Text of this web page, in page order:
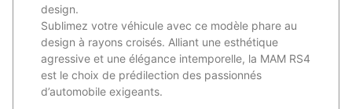
design.
Sublimez votre véhicule avec ce modèle phare au
design à rayons croisés. Alliant une esthétique
agressive et une élégance intemporelle, la MAM RS4
est le choix de prédilection des passionnés
d’automobile exigeants.